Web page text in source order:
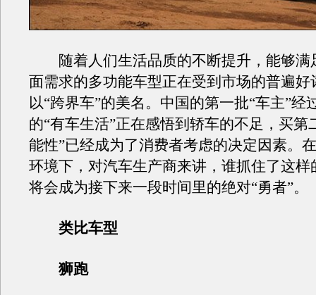
随着人们生活品质的不断提升，能够满
面需求的多功能车型正在受到市场的普遍好
以“跨界车”的美名。中国的第一批“车主”经
的“有车生活”正在感悟到轿车的不足，买第
能性”已经成为了消费者考虑的决定因素。
环境下，对汽车生产商来讲，谁抓住了这样
将会成为接下来一段时间里的绝对“勇者”。
类比车型
狮跑